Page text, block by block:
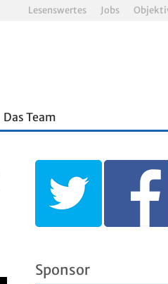
Lesenswertes Jobs
Das Team
Sponsor